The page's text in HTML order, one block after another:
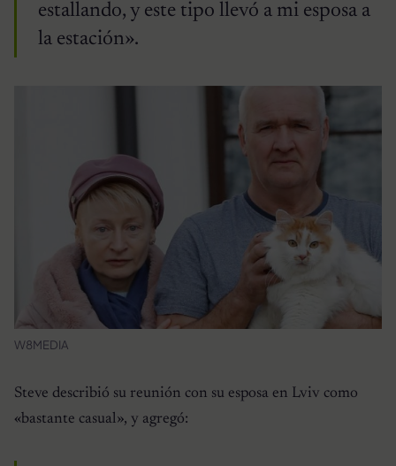
estallando, y este tipo llevó a mi esposa a
la estación».
W8MEDIA
Steve describió su reunión con su esposa en Lviv como
«bastante casual», y agregó: